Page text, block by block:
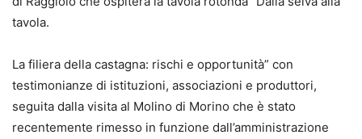
tavola.
La filiera della castagna: rischi e opportunità” con
testimonianze di istituzioni, associazioni e produttori,
seguita dalla visita al Molino di Morino che è stato
recentemente rimesso in funzione dall’amministrazione